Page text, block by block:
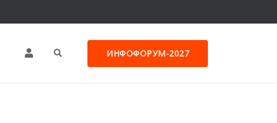
ИНФОФОРУМ-2027